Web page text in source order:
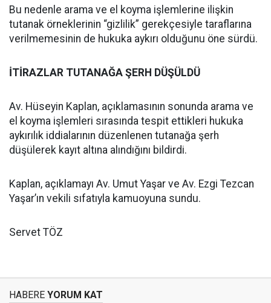
Bu nedenle arama ve el koyma işlemlerine ilişkin
tutanak örneklerinin “gizlilik” gerekçesiyle taraflarına
verilmemesinin de hukuka aykırı olduğunu öne sürdü.
İTİRAZLAR TUTANAĞA ŞERH DÜŞÜLDÜ
Av. Hüseyin Kaplan, açıklamasının sonunda arama ve
el koyma işlemleri sırasında tespit ettikleri hukuka
aykırılık iddialarının düzenlenen tutanağa şerh
düşülerek kayıt altına alındığını bildirdi.
Kaplan, açıklamayı Av. Umut Yaşar ve Av. Ezgi Tezcan
Yaşar’ın vekili sıfatıyla kamuoyuna sundu.
Servet TÖZ
HABERE YORUM KAT